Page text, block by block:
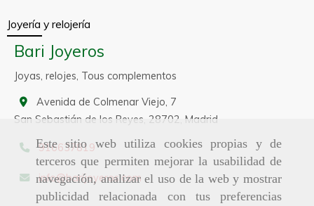
Este sitio web utiliza cookies propias y de
terceros que permiten mejorar la usabilidad de
navegación, analizar el uso de la web y mostrar
publicidad relacionada con tus preferencias
Joyería y relojería
Bari Joyeros
Joyas, relojes, Tous complementos
Avenida de Colmenar Viejo, 7
San Sebastián de los Reyes, 28702, Madrid
916637819
info barijoyeros.com